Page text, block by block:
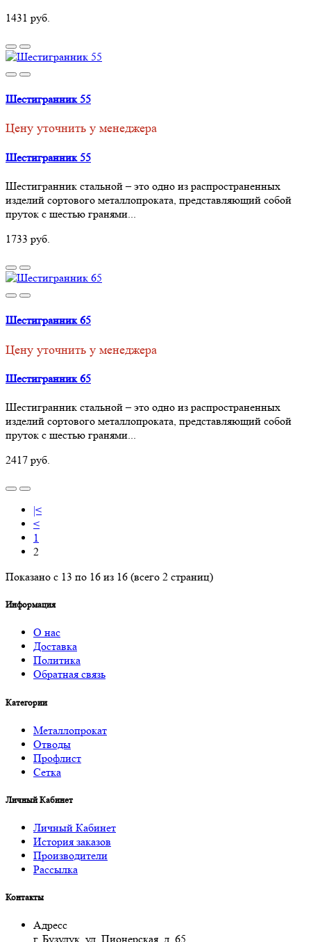
1431 руб.
Шестигранник 55
Цену уточнить у менеджера
Шестигранник 55
Шестигранник стальной – это одно из распространенных
изделий сортового металлопроката, представляющий собой
пруток с шестью гранями...
1733 руб.
Шестигранник 65
Цену уточнить у менеджера
Шестигранник 65
Шестигранник стальной – это одно из распространенных
изделий сортового металлопроката, представляющий собой
пруток с шестью гранями...
2417 руб.
|<
<
1
2
Показано с 13 по 16 из 16 (всего 2 страниц)
Информация
О нас
Доставка
Политика
Обратная связь
Категории
Металлопрокат
Отводы
Профлист
Сетка
Личный Кабинет
Личный Кабинет
История заказов
Производители
Рассылка
Контакты
Адресс
г. Бузулук, ул. Пионерская, д. 65